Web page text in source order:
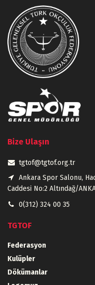
Bize Ulaşın
tgtof@tgtof.org.tr
Ankara Spor Salonu,
Caddesi No:2 Altındağ/
0(312) 324 00 35
TGTOF
Federasyon
Kulüpler
Dökümanlar